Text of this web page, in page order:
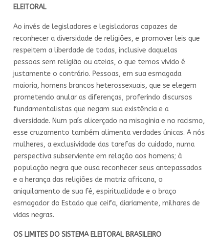
ELEITORAL
Ao invés de legisladores e legisladoras capazes de
reconhecer a diversidade de religiões, e promover leis que
respeitem a liberdade de todas, inclusive daquelas
pessoas sem religião ou ateias, o que temos vivido é
justamente o contrário. Pessoas, em sua esmagada
maioria, homens brancos heterossexuais, que se elegem
prometendo anular as diferenças, proferindo discursos
fundamentalistas que negam sua existência e a
diversidade. Num país alicerçado na misoginia e no racismo,
esse cruzamento também alimenta verdades únicas. A nós
mulheres, a exclusividade das tarefas do cuidado, numa
perspectiva subserviente em relação aos homens; à
população negra que ousa reconhecer seus antepassados
e a herança das religiões de matriz africana, o
aniquilamento de sua fé, espiritualidade e o braço
esmagador do Estado que ceifa, diariamente, milhares de
vidas negras.
OS LIMITES DO SISTEMA ELEITORAL BRASILEIRO